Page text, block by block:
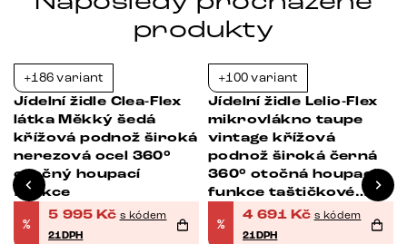
produkty
+186 variant
Jídelní židle Clea-Flex
látka Měkký šedá
křížová podnož široká
nerezová ocel 360°
otočný houpací
funkce
%
5 995 Kč s kódem
21DPH
+100 variant
Jídelní židle Lelio-Flex
mikrovlákno taupe
vintage křížová
podnož široká černá
360° otočná houpací
funkce taštičkové
pružiny
%
4 691 Kč s kódem
21DPH